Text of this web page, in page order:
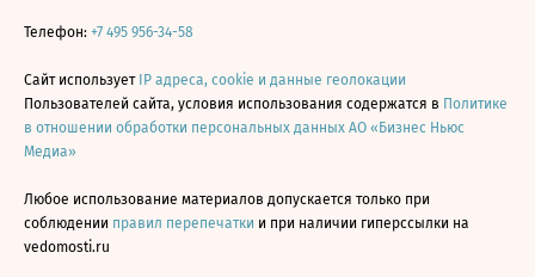
Телефон: +7 495 956-34-58
Сайт использует IP адреса, cookie и данные геолокации
Пользователей сайта, условия использования содержатся в Политике
в отношении обработки персональных данных АО «Бизнес Ньюс
Медиа»
Любое использование материалов допускается только при
соблюдении правил перепечатки и при наличии гиперссылки на
vedomosti.ru